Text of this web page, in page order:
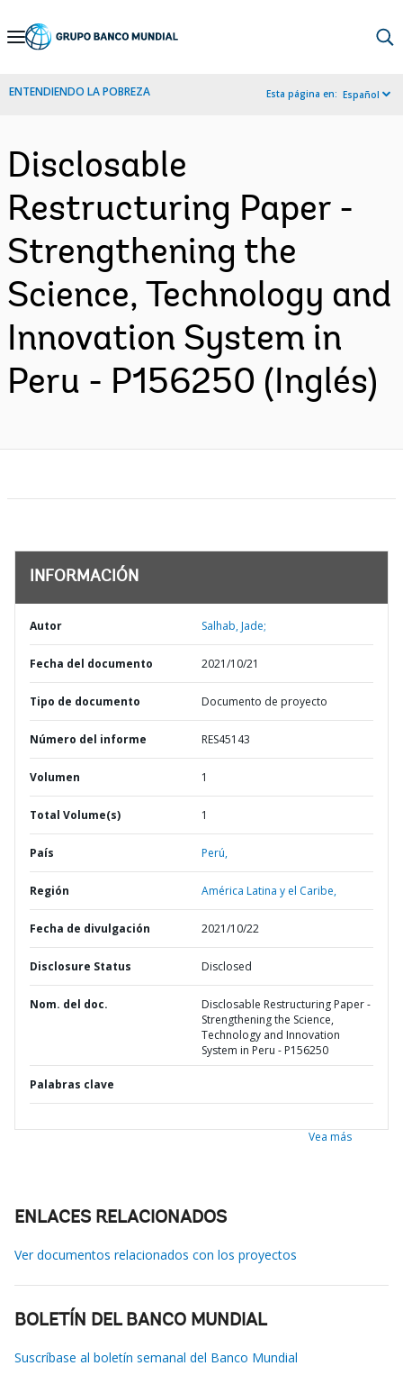
Skip
Navigation
ENTENDIENDO LA POBREZA Esta página en: Español
Disclosable
Restructuring Paper -
Strengthening the
Science, Technology and
Innovation System in
Peru - P156250 (Inglés)
INFORMACIÓN
Autor Salhab, Jade;
Fecha del documento 2021/10/21
Tipo de documento Documento de proyecto
Número del informe RES45143
Volumen 1
Total Volume(s) 1
País Perú,
Región América Latina y el Caribe,
Fecha de divulgación 2021/10/22
Disclosure Status Disclosed
Nom. del doc.
Disclosable Restructuring Paper -
Strengthening the Science,
Technology and Innovation
System in Peru - P156250
Palabras clave
Vea más
ENLACES RELACIONADOS
Ver documentos relacionados con los proyectos
BOLETÍN DEL BANCO MUNDIAL
Suscríbase al boletín semanal del Banco Mundial